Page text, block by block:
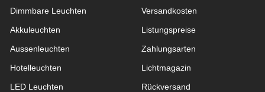
Dimmbare Leuchten
Akkuleuchten
Aussen­leuchten
Hotelleuchten
LED Leuchten
Versandkosten
Listungspreise
Zahlungsarten
Lichtmagazin
Rückversand